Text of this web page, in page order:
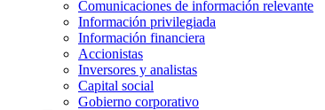
Comunicaciones de información relevante
Información privilegiada
Información financiera
Accionistas
Inversores y analistas
Capital social
Gobierno corporativo